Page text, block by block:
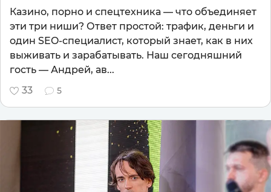
Казино, порно и спецтехника — что объединяет
эти три ниши? Ответ простой: трафик, деньги и
один SEO-специалист, который знает, как в них
выживать и зарабатывать. Наш сегодняшний
гость — Андрей, ав...
33
5